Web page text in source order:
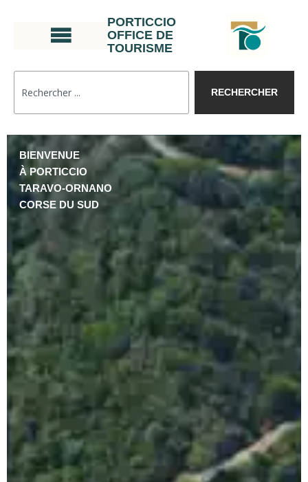
PORTICCIO
OFFICE DE
TOURISME
RECHERCHER
BIENVENUE
À PORTICCIO
TARAVO-ORNANO
CORSE DU SUD